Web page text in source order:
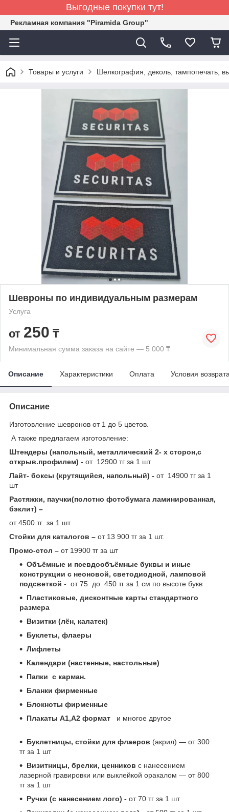
Выгодные покупки тут!
Рекламная компания "Piramida Group"
Товары и услуги Шелкография, деколь, тампопечать,
Шевроны по индивидуальным размерам
Услуга
от 250 ₸
Минимальная сумма заказа на сайте — 5 000 ₸
Описание Характеристики Оплата Условия
Описание
Изготовление шевронов от 1 до 5 цветов.
А также предлагаем изготовление:
Штендеры (напольный, металлический 2- х сторон,с
открыв.профилем) - от 12900 тг за 1 шт
Лайт- боксы (крутящийся, напольный) - от 14900 тг за 1
шт
Растяжки, паучки(полотно фотобумага ламинированная,
бэклит) –
от 4500 тг за 1 шт
Стойки для каталогов – от 13 900 тг за 1 шт.
Промо-стол – от 19900 тг за шт
Объёмные и псевдообъёмные буквы и иные
конструкции с неоновой, светодиодной, ламповой
подсветкой - от 75 до 450 тг за 1 см по высоте букв
Пластиковые, дисконтные карты стандартного
размера
Визитки (лён, калатек)
Буклеты, флаеры
Лифлеты
Календари (настенные, настольные)
Папки с карман.
Бланки фирменные
Блокноты фирменные
Плакаты А1,А2 формат и многое другое
Буклетницы, стойки для флаеров (акрил) ― от 300
тг за 1 шт
Визитницы, брелки, ценников с нанесением
лазерной гравировки или выклейкой оракалом ― от 800
тг за 1 шт
Ручки (с нанесением лого) - от 70 тг за 1 шт